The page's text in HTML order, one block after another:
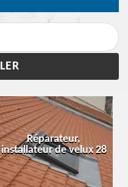
Réparateur,
installateur de velux 28